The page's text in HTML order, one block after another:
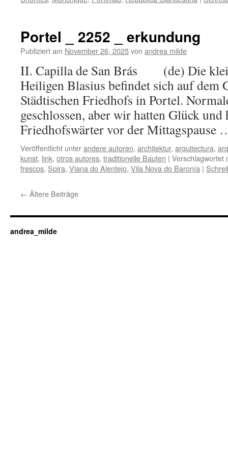
Portel _ 2252 _ erkundung
Publiziert am November 26, 2025von andrea milde
II. Capilla de San Brás (de) Die
Heiligen Blasius befindet sich auf dem
Städtischen Friedhofs in Portel.
geschlossen, aber wir hatten Glück und
Friedhofswärter vor der
Veröffentlicht unterandere autoren, architektur, arquitectura,
kunst, link, otros autores, traditionelle Bauten | Verschlagwortet
frescos, Spira, Viana do Alentejo, Vila Nova do Baronía |
← Ältere Beiträge
andrea_milde